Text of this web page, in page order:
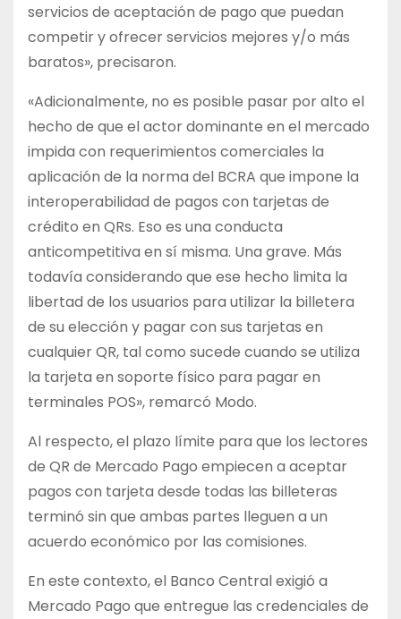
servicios de aceptación de pago que puedan
competir y ofrecer servicios mejores y/o más
baratos», precisaron.
«Adicionalmente, no es posible pasar por alto el
hecho de que el actor dominante en el mercado
impida con requerimientos comerciales la
aplicación de la norma del BCRA que impone la
interoperabilidad de pagos con tarjetas de
crédito en QRs. Eso es una conducta
anticompetitiva en sí misma. Una grave. Más
todavía considerando que ese hecho limita la
libertad de los usuarios para utilizar la billetera
de su elección y pagar con sus tarjetas en
cualquier QR, tal como sucede cuando se utiliza
la tarjeta en soporte físico para pagar en
terminales POS», remarcó Modo.
Al respecto, el plazo límite para que los lectores
de QR de Mercado Pago empiecen a aceptar
pagos con tarjeta desde todas las billeteras
terminó sin que ambas partes lleguen a un
acuerdo económico por las comisiones.
En este contexto, el Banco Central exigió a
Mercado Pago que entregue las credenciales de